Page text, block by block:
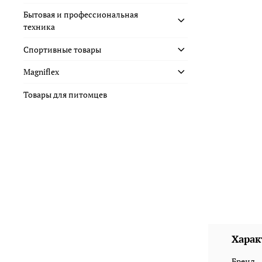
Бытовая и профессиональная
техника
Спортивные товары
Magniflex
Товары для питомцев